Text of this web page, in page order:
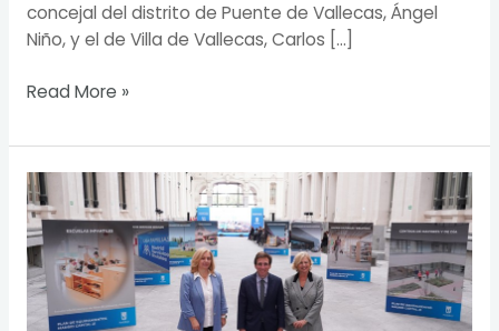
concejal del distrito de Puente de Vallecas, Ángel
Niño, y el de Villa de Vallecas, Carlos […]
Read More »
Almeida
anuncia
que
los
96
nuevos